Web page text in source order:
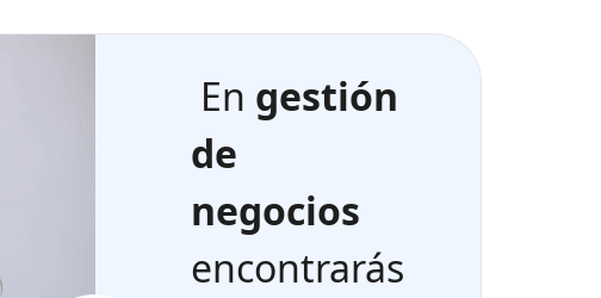
En gestión
de
negocios
encontrarás